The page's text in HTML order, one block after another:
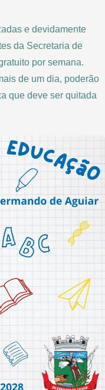
e devidamente
da Secretaria de
por semana.
de um dia, poderão
que deve ser quitada